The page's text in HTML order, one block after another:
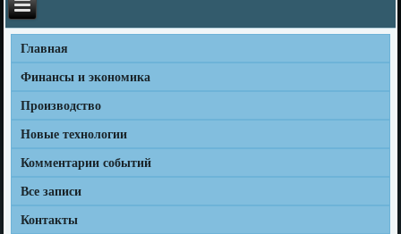
Главная
Финансы и экономика
Производство
Новые технологии
Комментарии событий
Все записи
Контакты